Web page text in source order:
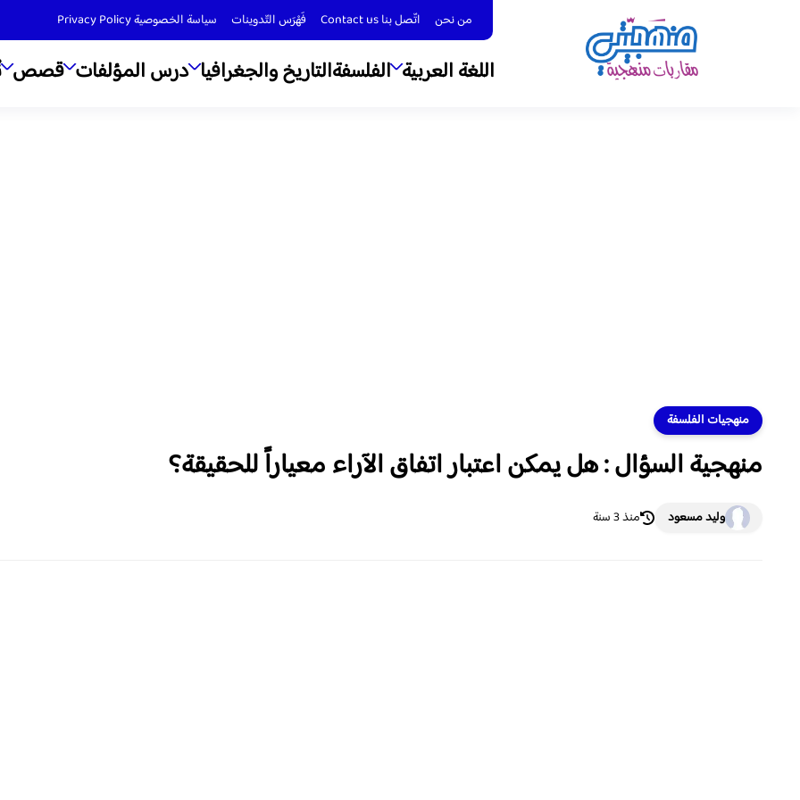
من نحن اتّصل بنا Contact us فَهْرَس التّدوينات سياسة الخصوصية Privacy Policy
اللغة العربية الفلسفةالتاريخ والجغرافيا درس المؤلفات قصص
منهجيات الفلسفة
منهجية السؤال : هل يمكن اعتبار اتفاق الآراء معياراً للحقيقة؟
وليد مسعود منذ 3 سنة